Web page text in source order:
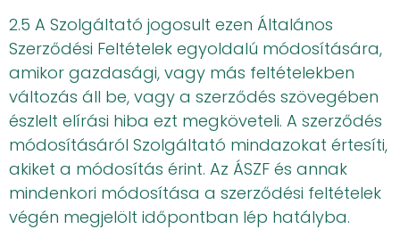
2.5 A Szolgáltató jogosult ezen Általános
Szerződési Feltételek egyoldalú módosítására,
amikor gazdasági, vagy más feltételekben
változás áll be, vagy a szerződés szövegében
észlelt elírási hiba ezt megköveteli. A szerződés
módosításáról Szolgáltató mindazokat értesíti,
akiket a módosítás érint. Az ÁSZF és annak
mindenkori módosítása a szerződési feltételek
végén megjelölt időpontban lép hatályba.